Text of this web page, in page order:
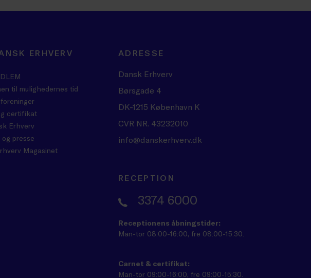
ERHVERV
til mulighedernes tid
certifikat
Erhverv
og presse
Magasinet
ADRESSE
Dansk Erhverv
Børsgade 4
DK-1215 København K
CVR NR. 43232010
info@danskerhverv.dk
RECEPTION
3374 6000
Receptionens åbningstider:
Man-tor 08:00-16:00, fre 08:00-15:30.
Carnet & certifikat:
Man-tor 09:00-16:00, fre 09:00-15:30.